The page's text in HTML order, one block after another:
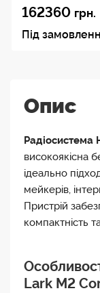
162360 грн.
Під
Опис
високоякісна
ідеально
мейкерів,
Пристрій
компактність
Lark M2